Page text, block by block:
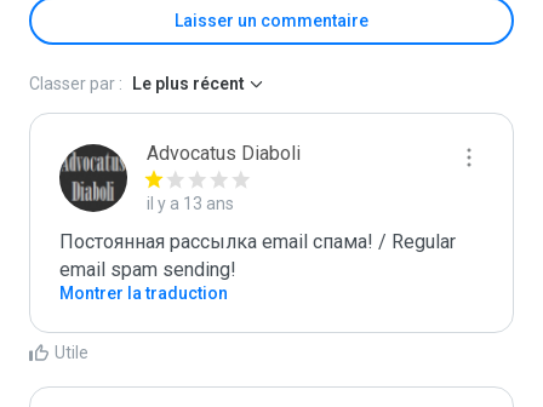
Laisser un commentaire
Classer par : Le plus récent
Advocatus Diaboli
il y a 13 ans
Постоянная рассылка email спама! / Regular
email spam sending!
Montrer la traduction
Utile